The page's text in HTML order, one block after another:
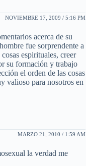
NOVIEMBRE 17, 2009 / 5:16 PM
acerca de su
fue sorprendente a
espirituales, creer
su formación y trabajo
el orden de las cosas
valioso para nosotros en
MARZO 21, 2010 / 1:59 AM
la verdad me